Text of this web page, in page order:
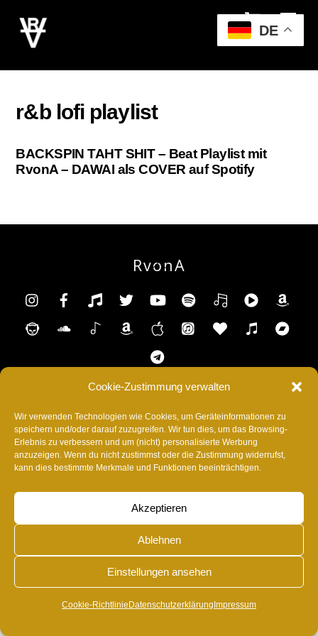
Cookie-Zustimmung verwalten
Wir verwenden Technologien wie Cookies, um Geräteinformationen zu
speichern und/oder darauf zuzugreifen. Wir tun dies, um das Browsing-
Erlebnis zu verbessern und um (nicht) personalisierte Werbung
anzuzeigen. Wenn du nicht zustimmst oder die Zustimmung widerrufst,
kann dies bestimmte Merkmale und Funktionen beeinträchtigen.
Akzeptieren
Ablehnen
Einstellungen ansehen
Cookie-Richtlinie Datenschutzerklärung Impressum
content
Cart
r&b lofi playlist
BACKSPIN TAHT SHIT – Beat Playlist mit
RvonA – DAWAI als COVER auf Spotify
Back
Top
RvonA
Insta Facebook YouTubeSpotifyDeezer YouTube
Music
SoundCloud
ShazamAmazonMusic
Music
Appel
ITunes Anghami
Tidal
DATENSCHUTZERKLÄRUNG
SUPPORT
BLOG
COOKIE-RICHTLINIE (EU)
© RvonA2026
DE